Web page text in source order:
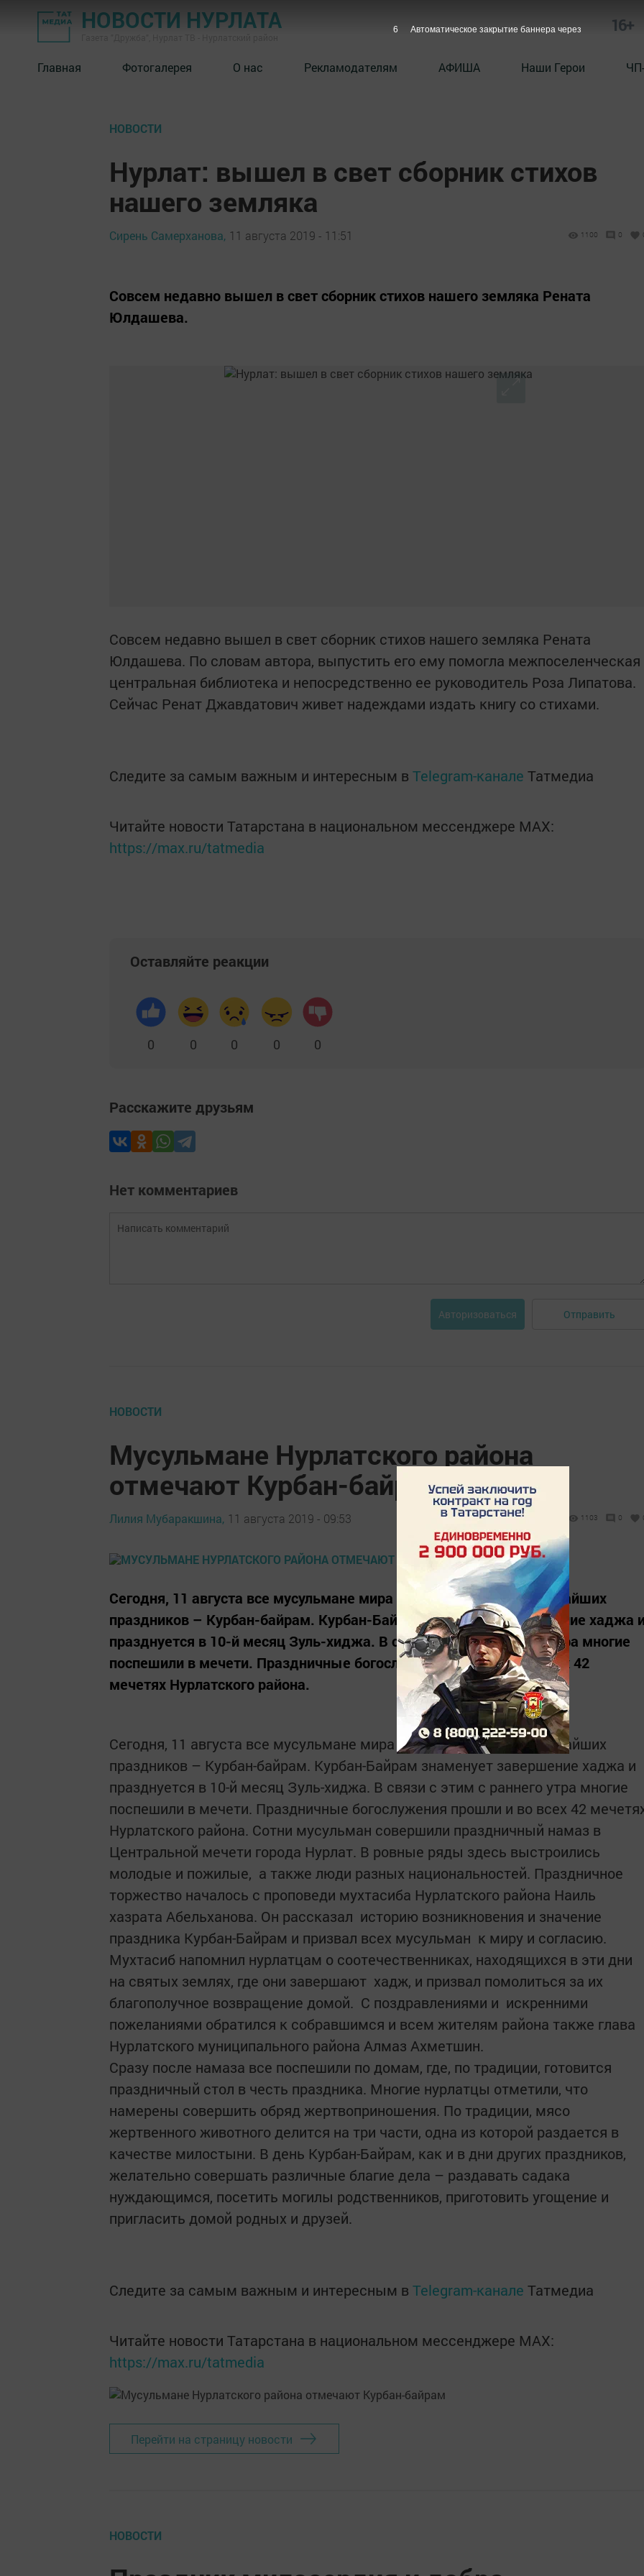
НОВОСТИ НУРЛАТА 16+
Главная Фотогалерея О нас Рекламодателям АФИША Наши Герои
НОВОСТИ
Нурлат: вышел в свет сборник стихов
нашего земляка
Сирень Самерханова, 11 августа 2019 - 11:51 1100 0
Совсем недавно вышел в свет сборник стихов нашего земляка Рената
Юлдашева.
Совсем недавно вышел в свет сборник стихов нашего земляка Рената
Юлдашева. По словам автора, выпустить его ему помогла межпоселенческая
центральная библиотека и непосредственно ее руководитель Роза Липатова.
Сейчас Ренат Джавдатович живет надеждами издать книгу со стихами.
Следите за самым важным и интересным в Telegram-канале Татмедиа
Читайте новости Татарстана в национальном мессенджере MАХ:
https://max.ru/tatmedia
Оставляйте реакции
0 0 0 0 0
Расскажите друзьям
Нет комментариев
Авторизоваться Отправить
НОВОСТИ
Мусульмане Нурлатского района
отмечают Курбан-байрам
Лилия Мубаракшина, 11 августа 2019 - 09:53 1103 0
Сегодня, 11 августа все мусульмане мира отмечают один из величайших
праздников – Курбан-байрам. Курбан-Байрам знаменует завершение хаджа
празднуется в 10-й месяц Зуль-хиджа. В связи с этим с раннего утра многие
поспешили в мечети. Праздничные богослужения прошли и во всех 42
мечетях Нурлатского района.
Сегодня, 11 августа все мусульмане мира отмечают один из величайших
праздников – Курбан-байрам. Курбан-Байрам знаменует завершение хаджа и
празднуется в 10-й месяц Зуль-хиджа. В связи с этим с раннего утра многие
поспешили в мечети. Праздничные богослужения прошли и во всех 42
Нурлатского района. Сотни мусульман совершили праздничный намаз в
Центральной мечети города Нурлат. В ровные ряды здесь выстроились
молодые и пожилые, а также люди разных национальностей. Праздничное
торжество началось с проповеди мухтасиба Нурлатского района Наиль
хазрата Абельханова. Он рассказал историю возникновения и значение
праздника Курбан-Байрам и призвал всех мусульман к миру и согласию.
Мухтасиб напомнил нурлатцам о соотечественниках, находящихся в эти дни
на святых землях, где они завершают хадж, и призвал помолиться за их
благополучное возвращение домой. С поздравлениями и искренними
пожеланиями обратился к собравшимся и всем жителям района также глава
Нурлатского муниципального района Алмаз Ахметшин.
Сразу после намаза все поспешили по домам, где, по традиции, готовится
праздничный стол в честь праздника. Многие нурлатцы отметили, что
намерены совершить обряд жертвоприношения. По традиции, мясо
жертвенного животного делится на три части, одна из которой раздается в
качестве милостыни. В день Курбан-Байрам, как и в дни других праздников,
желательно совершать различные благие дела – раздавать садака
нуждающимся, посетить могилы родственников, приготовить угощение и
пригласить домой родных и друзей.
Следите за самым важным и интересным в Telegram-канале Татмедиа
Читайте новости Татарстана в национальном мессенджере MАХ:
https://max.ru/tatmedia
Перейти на страницу новости
НОВОСТИ
5 Автоматическое закрытие баннера через